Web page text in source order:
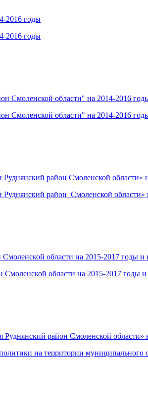
2016 годы
2016 годы
Смоленской области" на 2014-2016
Смоленской области" на 2014-2016
район Смоленской области»
район Смоленской
области на 2015-2017 годы и
области на 2015-2017 годы и
район Смоленской области»
на территории муниципального